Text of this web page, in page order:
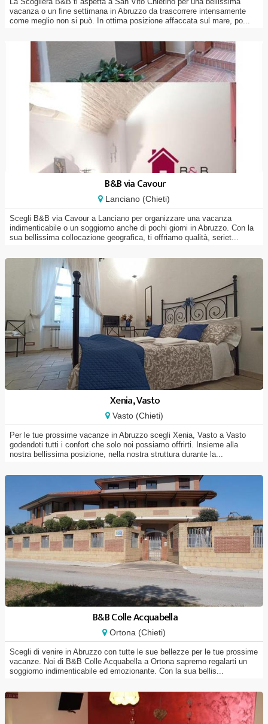
vacanza o un fine settimana in Abruzzo da trascorrere intensamente
come meglio non si può. In ottima posizione affaccata sul mare, po...
B&B via Cavour
Lanciano (Chieti)
Scegli B&B via Cavour a Lanciano per organizzare una vacanza
indimenticabile o un soggiorno anche di pochi giorni in Abruzzo. Con la
sua bellissima collocazione geografica, ti offriamo qualità, seriet...
Xenia, Vasto
Vasto (Chieti)
Per le tue prossime vacanze in Abruzzo scegli Xenia, Vasto a Vasto
godendoti tutti i confort che solo noi possiamo offrirti. Insieme alla
nostra bellissima posizione, nella nostra struttura durante la...
B&B Colle Acquabella
Ortona (Chieti)
Scegli di venire in Abruzzo con tutte le sue bellezze per le tue prossime
vacanze. Noi di B&B Colle Acquabella a Ortona sapremo regalarti un
soggiorno indimenticabile ed emozionante. Con la sua bellis...